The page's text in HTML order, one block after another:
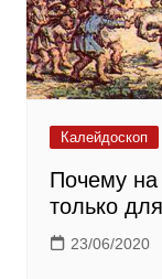
Калейдоскоп
Почему на
только
23/06/2020